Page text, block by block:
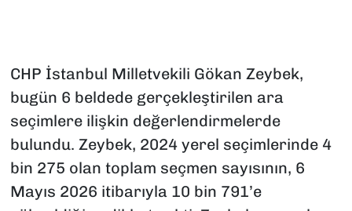
CHP İstanbul Milletvekili Gökan Zeybek,
bugün 6 beldede gerçekleştirilen ara
seçimlere ilişkin değerlendirmelerde
bulundu. Zeybek, 2024 yerel seçimlerinde 4
bin 275 olan toplam seçmen sayısının, 6
Mayıs 2026 itibarıyla 10 bin 791’e